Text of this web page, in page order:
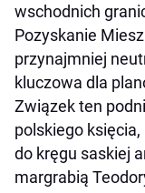
wschodnich
Pozyskanie
przynajmniej
kluczowa dla
Związek ten
polskiego
do kręgu saskiej
margrabią